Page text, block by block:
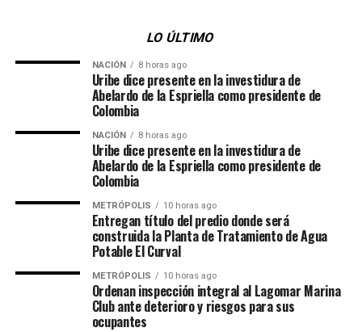
LO ÚLTIMO
NACIÓN 8 horas ago
Uribe dice presente en la investidura de
Abelardo de la Espriella como presidente de
Colombia
NACIÓN 8 horas ago
Uribe dice presente en la investidura de
Abelardo de la Espriella como presidente de
Colombia
METRÓPOLIS 10 horas ago
Entregan título del predio donde será
construida la Planta de Tratamiento de Agua
Potable El Curval
METRÓPOLIS 10 horas ago
Ordenan inspección integral al Lagomar Marina
Club ante deterioro y riesgos para sus
ocupantes